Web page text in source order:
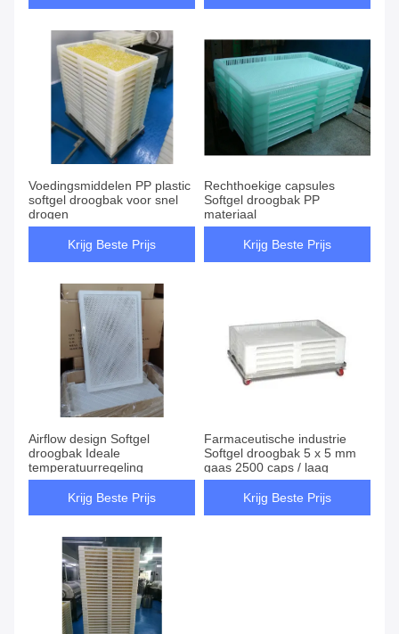
Voedingsmiddelen PP plastic
softgel droogbak voor snel
drogen
Krijg Beste Prijs
Rechthoekige capsules
Softgel droogbak PP
materiaal
Krijg Beste Prijs
Airflow design Softgel
droogbak Ideale
temperatuurregeling
Krijg Beste Prijs
Farmaceutische industrie
Softgel droogbak 5 x 5 mm
gaas 2500 caps / laag
Krijg Beste Prijs